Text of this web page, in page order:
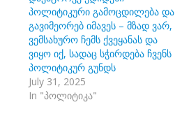
პოლიტიკური გამოცდილება და
გავიმეორებ იმავეს – მზად ვარ,
ვემსახურო ჩემს ქვეყანას და
ვიყო იქ, სადაც სჭირდება ჩვენს
პოლიტიკურ გუნდს
July 31, 2025
In "პოლიტიკა"